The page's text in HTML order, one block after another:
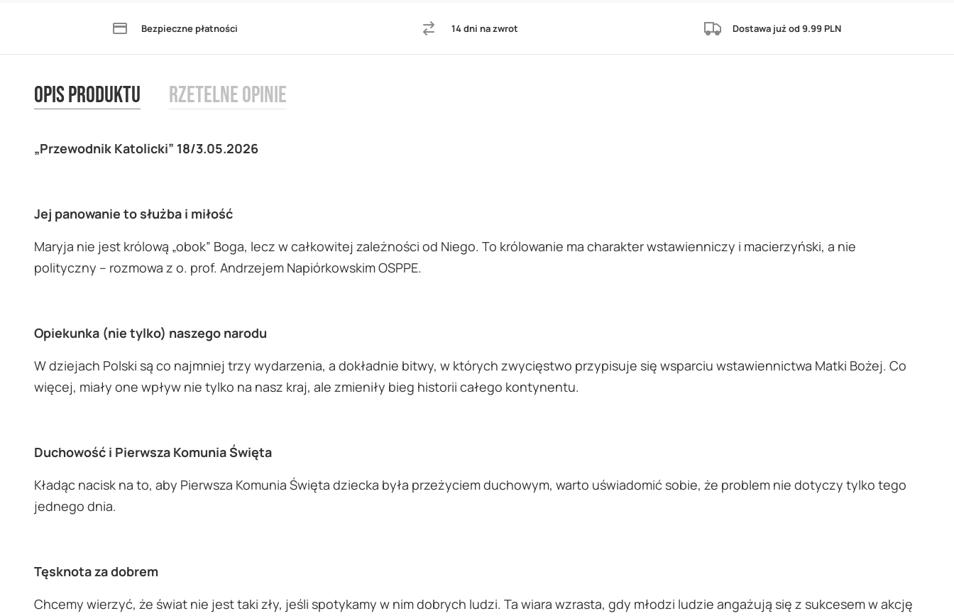
of
images
Bezpieczne płatności 14 dni na zwrot Dostawa już od 9.99 PLN
Opis produktu
„Przewodnik Katolicki” 18/3.05.2026
Jej panowanie to służba i miłość
Maryja nie jest królową „obok” Boga, lecz w całkowitej zależności od Niego. To królowanie ma charakter wstawienniczy i macierzyński, a nie
polityczny – rozmowa z o. prof. Andrzejem Napiórkowskim OSPPE.
Opiekunka (nie tylko) naszego narodu
W dziejach Polski są co najmniej trzy wydarzenia, a dokładnie bitwy, w których zwycięstwo przypisuje się wsparciu wstawiennictwa Matki Bożej. Co
więcej, miały one wpływ nie tylko na nasz kraj, ale zmieniły bieg historii całego kontynentu.
Duchowość i Pierwsza Komunia Święta
Kładąc nacisk na to, aby Pierwsza Komunia Święta dziecka była przeżyciem duchowym, warto uświadomić sobie, że problem nie dotyczy tylko tego
jednego dnia.
Tęsknota za dobrem
Chcemy wierzyć, że świat nie jest taki zły, jeśli spotykamy w nim dobrych ludzi. Ta wiara wzrasta, gdy młodzi ludzie angażują się z sukcesem w akcję
Rzetelne opinie